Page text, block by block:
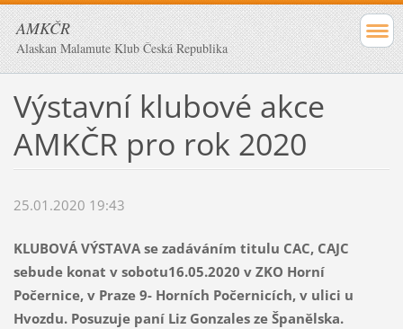
AMKČR
Alaskan Malamute Klub Česká Republika
Výstavní klubové akce
AMKČR pro rok 2020
25.01.2020 19:43
KLUBOVÁ VÝSTAVA se zadáváním titulu CAC, CAJC
sebude konat v sobotu16.05.2020 v ZKO Horní
Počernice, v Praze 9- Horních Počernicích, v ulici u
Hvozdu.Posuzuje paní Liz Gonzales ze Španělska.